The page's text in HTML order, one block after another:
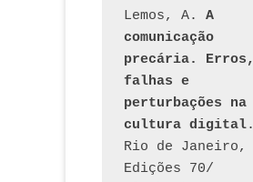
Lemos, A. A
comunicação
precária. Erros,
falhas e
perturbações na
cultura digital.
Rio de Janeiro,
Edições 70/